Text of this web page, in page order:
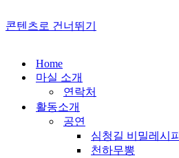
콘텐츠로 건너뛰기
Home
마실 소개
연락처
활동소개
공연
심청길 비밀레시피
천하무뽕